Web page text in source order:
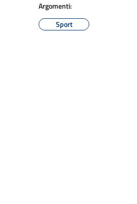
Argomenti:
Sport